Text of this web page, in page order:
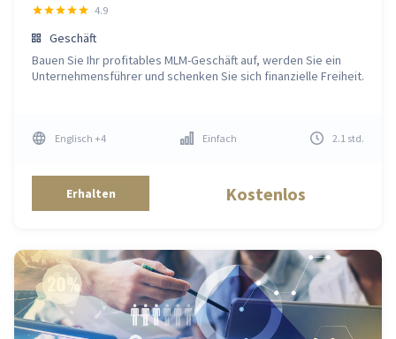
4.9
Geschäft
Bauen Sie Ihr profitables MLM-Geschäft auf, werden Sie ein
Unternehmensführer und schenken Sie sich finanzielle Freiheit.
Englisch +4 Einfach 2.1 std.
Erhalten Kostenlos